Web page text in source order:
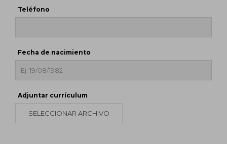
Teléfono
Fecha de nacimiento
Adjuntar currículum
SELECCIONAR ARCHIVO